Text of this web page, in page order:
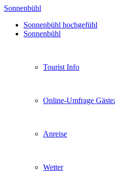
Sonnenbühl
Sonnenbühl hochgefühl
Sonnenbühl
Tourist Info
Online-Umfrage
Anreise
Wetter